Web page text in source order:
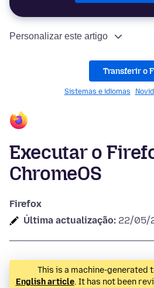
Personalizar este artigo
Transferir o
Sistemas e idiomas
Executar o
ChromeOS
Firefox
Última actualização: 22/05/
This is a machine-generated
English article. It has not been